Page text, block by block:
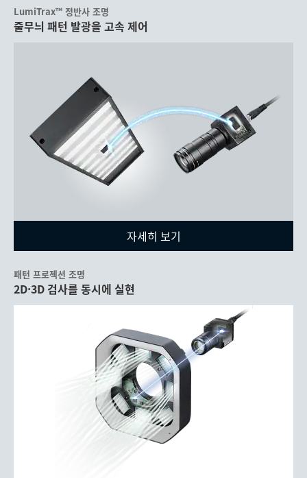
LumiTrax™ 정반사 조명
줄무늬 패턴 발광을 고속 제어
자세히 보기
패턴 프로젝션 조명
2D·3D 검사를 동시에 실현